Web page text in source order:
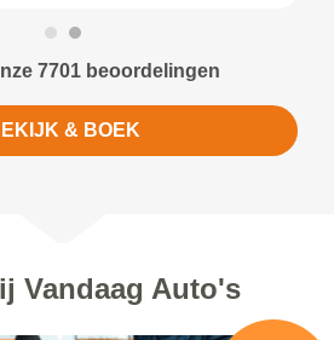
7701 beoordelingen
& BOEK
Vandaag Auto's